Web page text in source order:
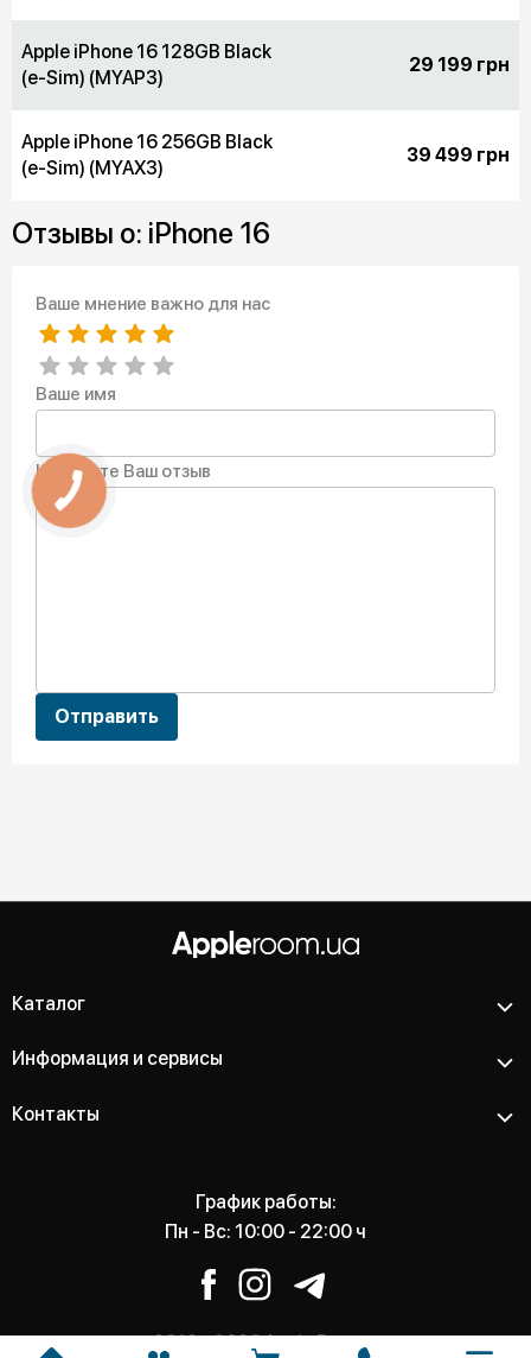
Apple iPhone 16 128GB Black
(e-Sim) (MYAP3)
29 199 грн
Apple iPhone 16 256GB Black
(e-Sim) (MYAX3)
39 499 грн
Отзывы о: iPhone 16
Ваше мнение важно для нас
Ваше имя
Напишите Ваш отзыв
Отправить
Каталог
Информация и сервисы
Контакты
График работы:
Пн - Вс: 10:00 - 22:00 ч
2012 - 2026 Apple Room -